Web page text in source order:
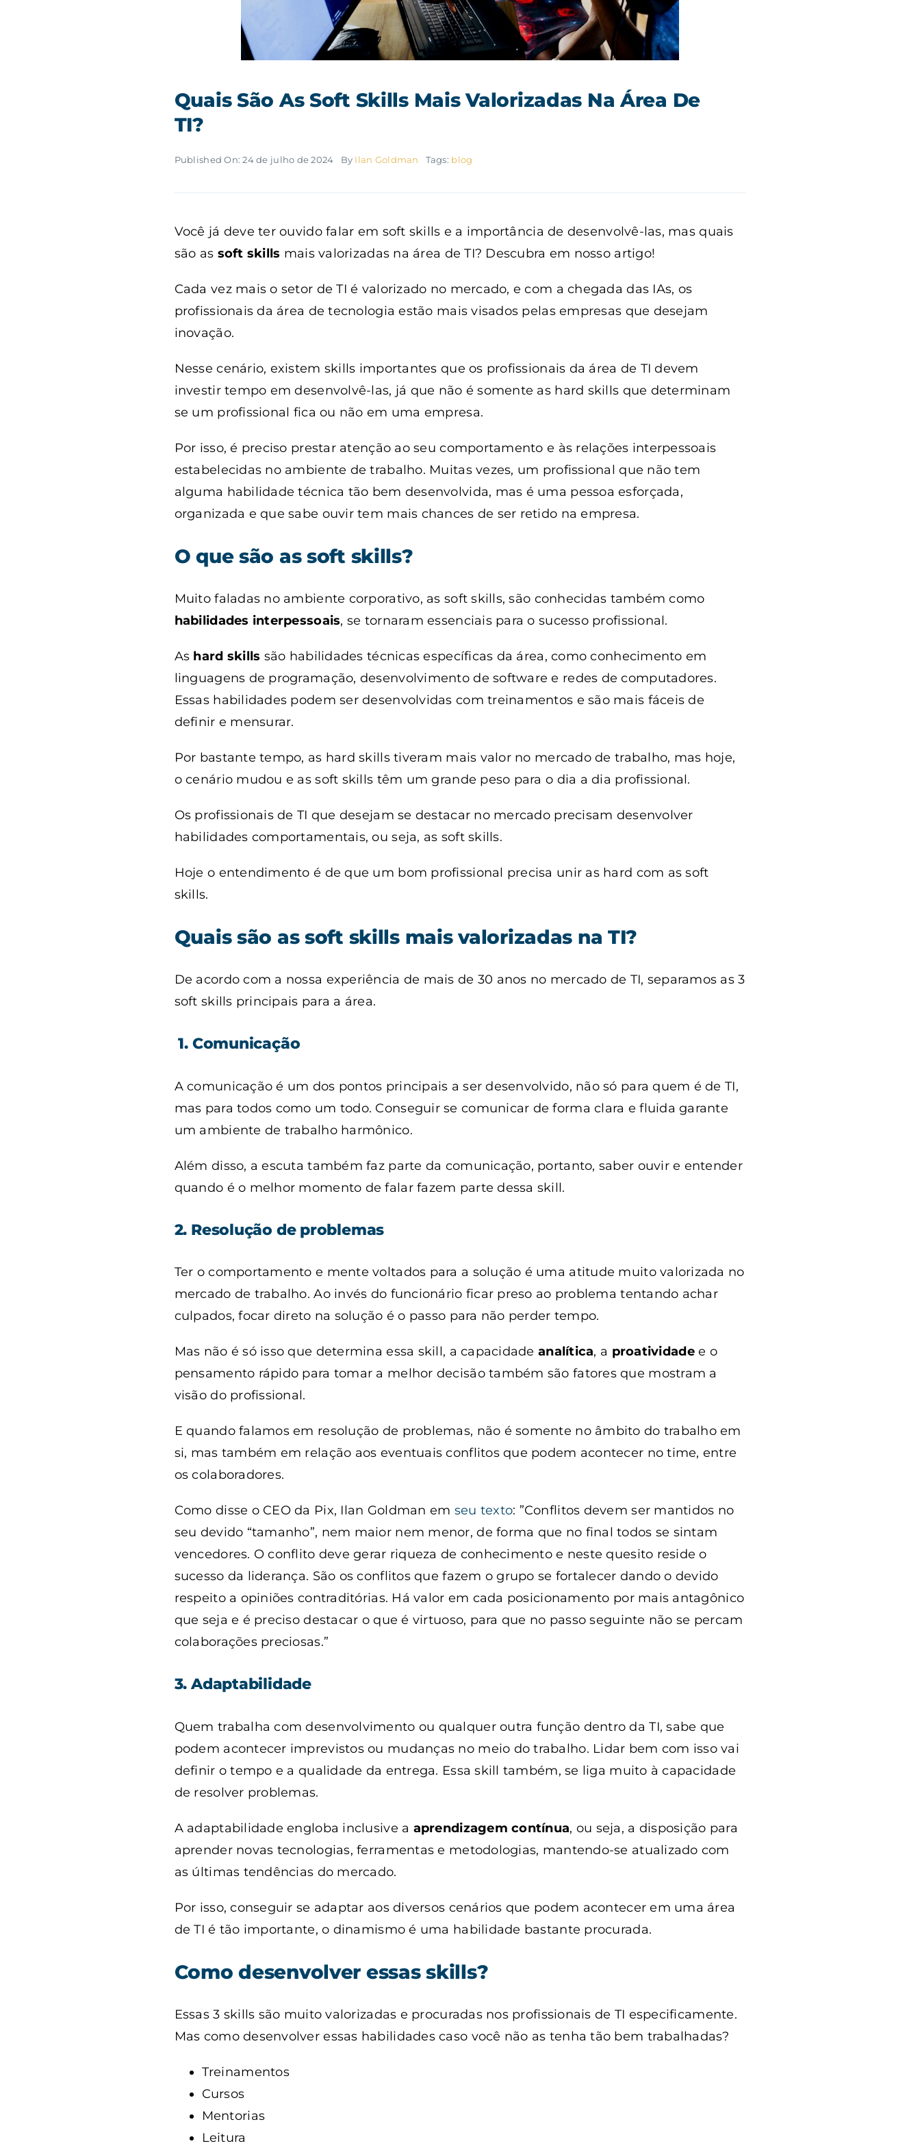
Quais São As Soft Skills Mais Valorizadas Na Área De
TI?
Published On: 24 de julho de 2024 By Ilan Goldman Tags: blog
Você já deve ter ouvido falar em soft skills e a importância de desenvolvê-las, mas quais
são as soft skills mais valorizadas na área de TI? Descubra em nosso artigo!
Cada vez mais o setor de TI é valorizado no mercado, e com a chegada das IAs, os
profissionais da área de tecnologia estão mais visados pelas empresas que desejam
inovação.
Nesse cenário, existem skills importantes que os profissionais da área de TI devem
investir tempo em desenvolvê-las, já que não é somente as hard skills que determinam
se um profissional fica ou não em uma empresa.
Por isso, é preciso prestar atenção ao seu comportamento e às relações interpessoais
estabelecidas no ambiente de trabalho. Muitas vezes, um profissional que não tem
alguma habilidade técnica tão bem desenvolvida, mas é uma pessoa esforçada,
organizada e que sabe ouvir tem mais chances de ser retido na empresa.
O que são as soft skills?
Muito faladas no ambiente corporativo, as soft skills, são conhecidas também como
habilidades interpessoais, se tornaram essenciais para o sucesso profissional.
As hard skills são habilidades técnicas específicas da área, como conhecimento em
linguagens de programação, desenvolvimento de software e redes de computadores.
Essas habilidades podem ser desenvolvidas com treinamentos e são mais fáceis de
definir e mensurar.
Por bastante tempo, as hard skills tiveram mais valor no mercado de trabalho, mas hoje,
o cenário mudou e as soft skills têm um grande peso para o dia a dia profissional.
Os profissionais de TI que desejam se destacar no mercado precisam desenvolver
habilidades comportamentais, ou seja, as soft skills.
Hoje o entendimento é de que um bom profissional precisa unir as hard com as soft
skills.
Quais são as soft skills mais valorizadas na TI?
De acordo com a nossa experiência de mais de 30 anos no mercado de TI, separamos as 3
soft skills principais para a área.
1. Comunicação
A comunicação é um dos pontos principais a ser desenvolvido, não só para quem é de TI,
mas para todos como um todo. Conseguir se comunicar de forma clara e fluida garante
um ambiente de trabalho harmônico.
Além disso, a escuta também faz parte da comunicação, portanto, saber ouvir e entender
quando é o melhor momento de falar fazem parte dessa skill.
2. Resolução de problemas
Ter o comportamento e mente voltados para a solução é uma atitude muito valorizada no
mercado de trabalho. Ao invés do funcionário ficar preso ao problema tentando achar
culpados, focar direto na solução é o passo para não perder tempo.
Mas não é só isso que determina essa skill, a capacidadeanalítica, a proatividadee o
pensamento rápido para tomar a melhor decisão também são fatores que mostram a
visão do profissional.
E quando falamos em resolução de problemas, não é somente no âmbito do trabalho em
si, mas também em relação aos eventuais conflitos que podem acontecer no time, entre
os colaboradores.
Como disse o CEO da Pix, Ilan Goldman em seu texto: ”Conflitos devem ser mantidos no
seu devido “tamanho”, nem maior nem menor, de forma que no final todos se sintam
vencedores. O conflito deve gerar riqueza de conhecimento e neste quesito reside o
sucesso da liderança. São os conflitos que fazem o grupo se fortalecer dando o devido
respeito a opiniões contraditórias. Há valor em cada posicionamento por mais antagônico
que seja e é preciso destacar o que é virtuoso, para que no passo seguinte não se percam
colaborações preciosas.”
3. Adaptabilidade
Quem trabalha com desenvolvimento ou qualquer outra função dentro da TI, sabe que
podem acontecer imprevistos ou mudanças no meio do trabalho. Lidar bem com isso vai
definir o tempo e a qualidade da entrega. Essa skill também, se liga muito à capacidade
de resolver problemas.
A adaptabilidade engloba inclusive a aprendizagem contínua, ou seja, a disposição para
aprender novas tecnologias, ferramentas e metodologias, mantendo-se atualizado com
as últimas tendências do mercado.
Por isso, conseguir se adaptar aos diversos cenários que podem acontecer em uma área
de TI é tão importante, o dinamismo é uma habilidade bastante procurada.
Como desenvolver essas skills?
Essas 3 skills são muito valorizadas e procuradas nos profissionais de TI especificamente.
Mas como desenvolver essas habilidades caso você não as tenha tão bem trabalhadas?
Treinamentos
Cursos
Mentorias
Leitura